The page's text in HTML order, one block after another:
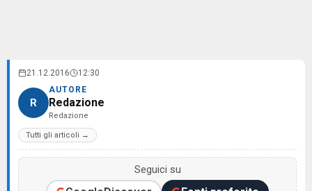
21.12.2016 12:30
R
AUTORE
Redazione
Redazione
Tutti gli articoli →
Seguici su